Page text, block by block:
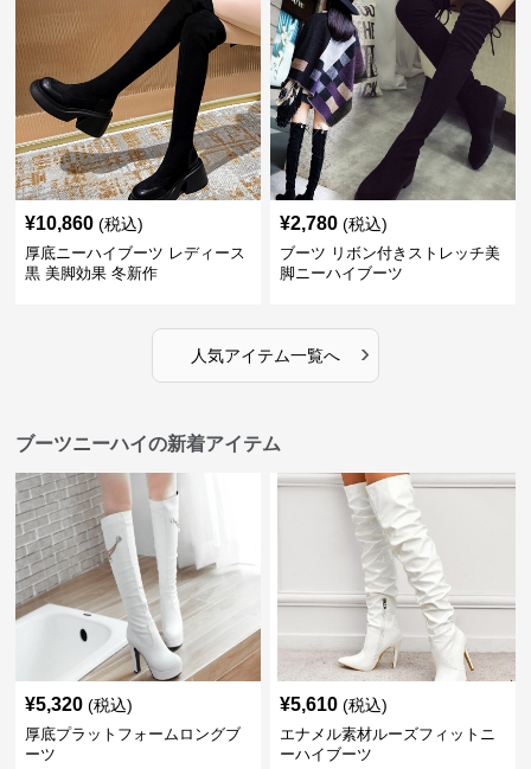
¥10,860 (税込)
厚底ニーハイブーツ レディース
黒 美脚効果 冬新作
¥2,780 (税込)
ブーツ リボン付きストレッチ美
脚ニーハイブーツ
人気アイテム一覧へ ›
ブーツニーハイの新着アイテム
¥5,320 (税込)
厚底プラットフォームロングブ
ーツ
¥5,610 (税込)
エナメル素材ルーズフィットニ
ーハイブーツ